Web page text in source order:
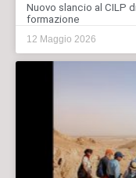
Nuovo slancio al CILP
formazione
12 Maggio 2026